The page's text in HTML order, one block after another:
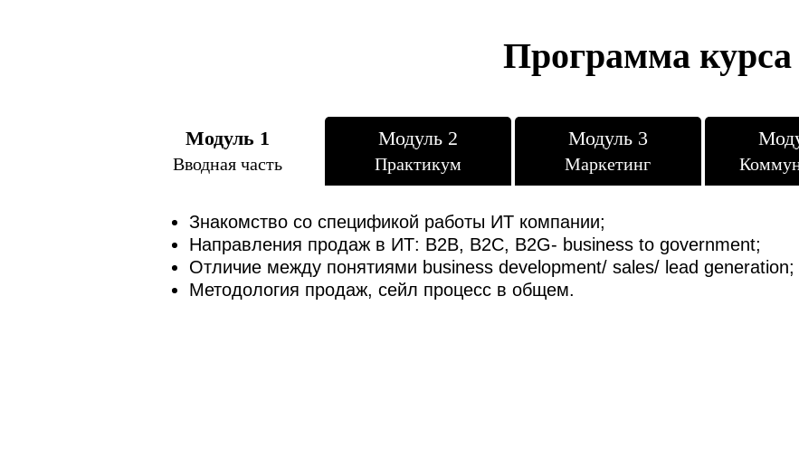
Программа курса
Модуль 1
Вводная часть
Модуль 2
Практикум
Модуль 3
Маркетинг
Знакомство со спецификой работы ИТ компании;
Направления продаж в ИТ: B2B, B2C, B2G- business to government;
Отличие между понятиями business development/ sales/ lead generation;
Методология продаж, сейл процесс в общем.